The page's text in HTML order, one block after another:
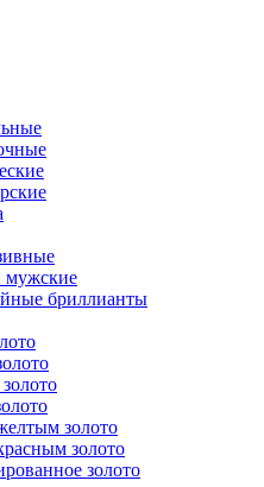
мужские
бриллианты
золото
золото
золото